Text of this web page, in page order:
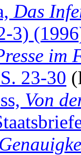
Das
3)
im
23-30
Von